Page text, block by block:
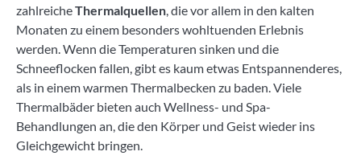
zahlreicheThermalquellen, die vor allem in den kalten
Monaten zu einem besonders wohltuenden Erlebnis
werden. Wenn die Temperaturen sinken und die
Schneeflocken fallen, gibt es kaum etwas Entspannenderes,
als in einem warmen Thermalbecken zu baden. Viele
Thermalbäder bieten auch Wellness- und Spa-
Behandlungen an, die den Körper und Geist wieder ins
Gleichgewicht bringen.